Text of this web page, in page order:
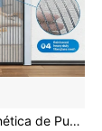
Barrera Duradera contra Insectos, Amigable con las Mascotas, Sin Operación Manual Requerida, Entrada y Salida Fáciles